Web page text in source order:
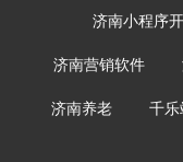
济南小程序
济南营销软件
济南养老
千